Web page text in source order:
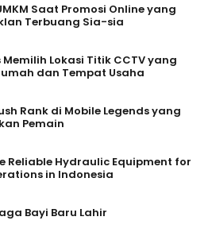
Saat Promosi Online yang
Terbuang Sia-sia
Memilih Lokasi Titik CCTV yang
dan Tempat Usaha
Rank di Mobile Legends yang
Pemain
Reliable Hydraulic Equipment for
in Indonesia
Bayi Baru Lahir